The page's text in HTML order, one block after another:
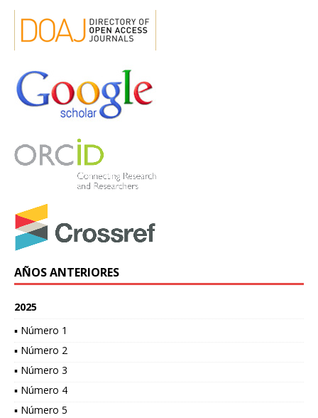
AÑOS ANTERIORES
2025
▪ Número 1
▪ Número 2
▪ Número 3
▪ Número 4
▪ Número 5